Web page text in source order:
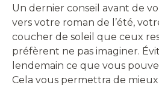
Un dernier conseil avant de
vers votre roman de l’été,
coucher de soleil que ceux
préfèrent ne pas imaginer.
lendemain ce que vous
Cela vous permettra de